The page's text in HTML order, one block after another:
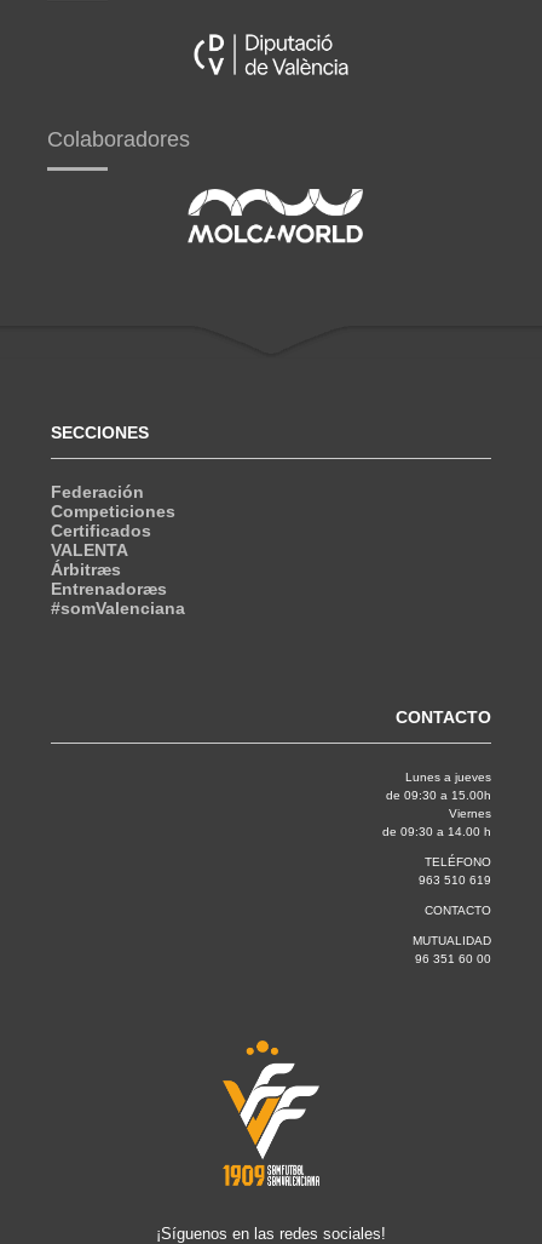
Colaboradores
SECCIONES
Federación
Competiciones
Certificados
VALENTA
Árbitræs
Entrenadoræs
#somValenciana
CONTACTO
Lunes a jueves
de 09:30 a 15.00h
Viernes
de 09:30 a 14.00 h
TELÉFONO
963 510 619
CONTACTO
MUTUALIDAD
96 351 60 00
¡Síguenos en las redes sociales!